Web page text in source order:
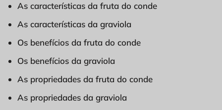
As características da fruta do conde
As características da graviola
Os benefícios da fruta do conde
Os benefícios da graviola
As propriedades da fruta do conde
As propriedades da graviola